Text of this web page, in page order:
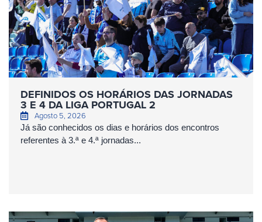
DEFINIDOS OS HORÁRIOS DAS JORNADAS
3 E 4 DA LIGA PORTUGAL 2
Agosto 5, 2026
Já são conhecidos os dias e horários dos encontros
referentes à 3.ª e 4.ª jornadas...